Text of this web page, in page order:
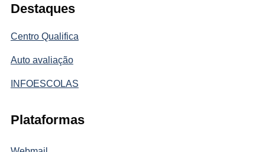
Destaques
Centro Qualifica
Auto avaliação
INFOESCOLAS
Plataformas